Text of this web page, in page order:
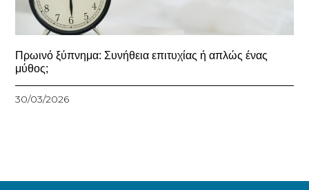
Πρωινό ξύπνημα: Συνήθεια επιτυχίας ή απλώς ένας
μύθος;
30/03/2026